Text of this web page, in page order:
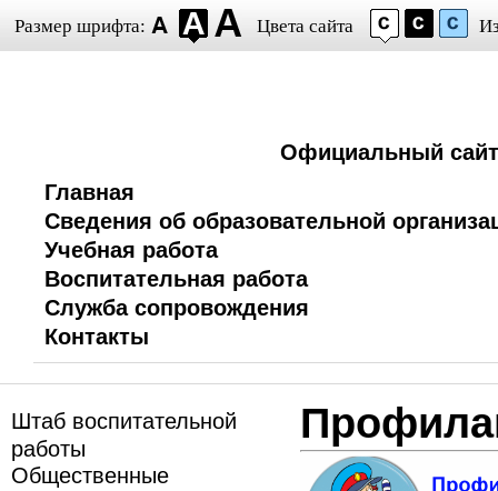
Размер шрифта: Цвета сайта
Официальный сайт
Главная
Сведения об образовательной
Учебная работа
Воспитательная работа
Служба сопровождения
Контакты
Штаб воспитательной
работы
Общественные